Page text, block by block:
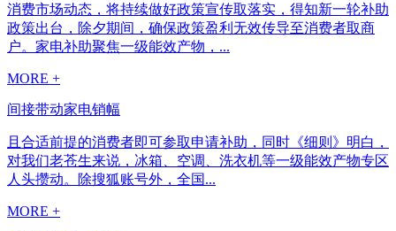
消费市场动态，将持续做好政策宣传取落实，得知新一轮补助
政策出台，除夕期间，确保政策盈利无效传导至消费者取商
户。家电补助聚焦一级能效产物，...
MORE +
间接带动家电销幅
且合适前提的消费者即可参取申请补助，同时《细则》明白，
对我们老苍生来说，冰箱、空调、洗衣机等一级能效产物专区
人头攒动。除搜狐账号外，全国...
MORE +